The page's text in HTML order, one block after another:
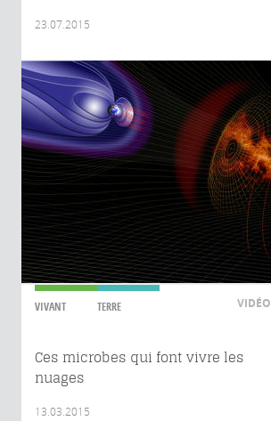
23.07.2015
VIVANT TERRE VIDÉO
Ces microbes qui font vivre les
nuages
13.03.2015